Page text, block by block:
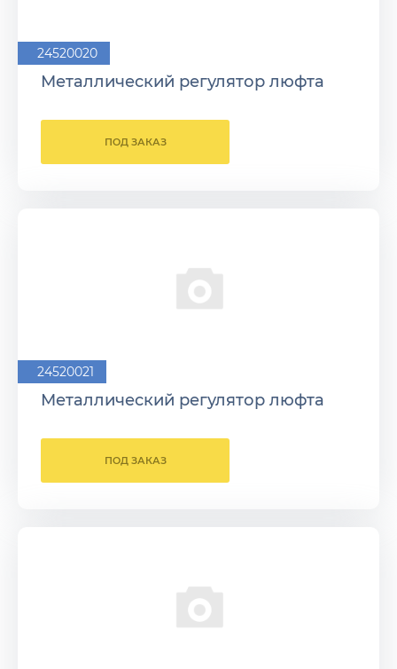
24520020
Металлический регулятор люфта
ПОД ЗАКАЗ
24520021
Металлический регулятор люфта
ПОД ЗАКАЗ